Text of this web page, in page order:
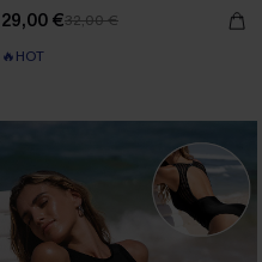
29,00 €32,00 €
🔥HOT